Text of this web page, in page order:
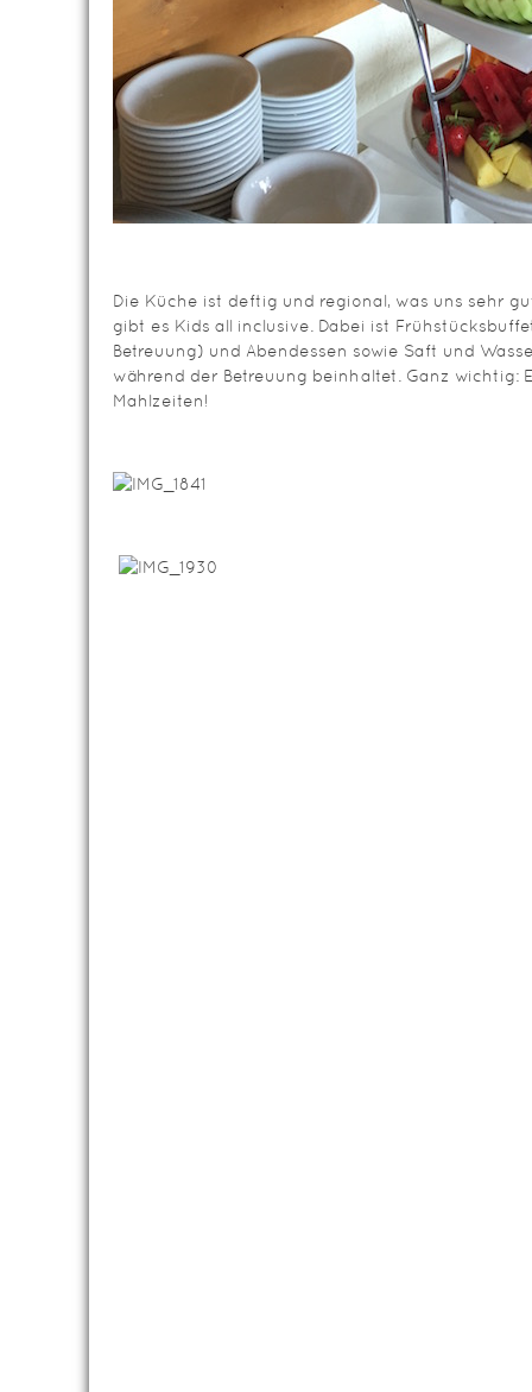
Die Küche ist deftig und regional, was uns sehr
gibt es Kids all inclusive. Dabei ist
Betreuung) und Abendessen sowie Saft und
während der Betreuung beinhaltet. Ganz wichtig:
Mahlzeiten!